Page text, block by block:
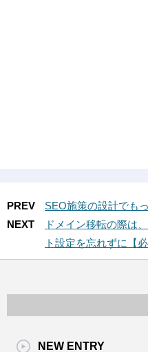
PREV
SEO施策の設計でも
NEXT
ドメイン移転の際は
ト設定を忘れずに【必
NEW ENTRY